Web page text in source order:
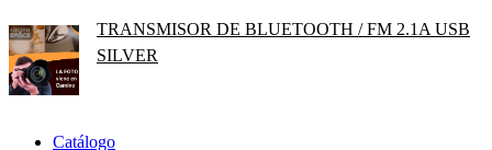
TRANSMISOR DE BLUETOOTH / FM 2.1A USB
SILVER
Catálogo